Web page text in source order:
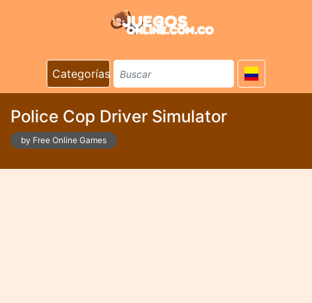
Categorías
Police Cop Driver Simulator
by Free Online Games